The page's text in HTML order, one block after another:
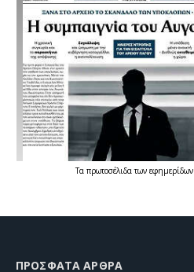
Τα πρωτοσέλιδατων εφημερίδων
ΠΡΌΣΦΑΤΑ ΆΡΘΡΑ